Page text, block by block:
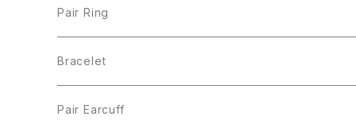
Pair Ring
Bracelet
Pair Earcuff